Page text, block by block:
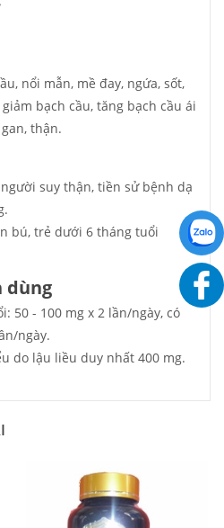
nổi mẫn, mề đay, ngứa, sốt,
bạch cầu, tăng bạch cầu ái
thận.
suy thận, tiền sử bệnh dạ
bú, trẻ dưới 6 tháng tuổi
dùng
50 - 100 mg x 2 lần/ngày, có
ngày.
do lậu liều duy nhất 400 mg.